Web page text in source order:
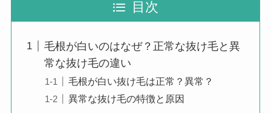
目次
毛根が白いのはなぜ？正常な抜け毛と異
常な抜け毛の違い
毛根が白い抜け毛は正常？異常？
異常な抜け毛の特徴と原因